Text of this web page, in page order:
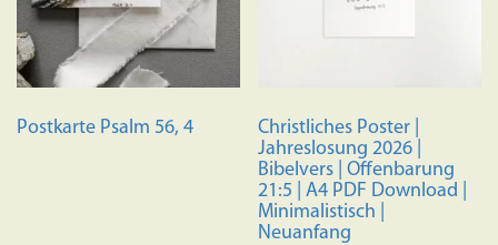
Postkarte Psalm 56, 4
Christliches Poster |
Jahreslosung 2026 |
Bibelvers | Offenbarung
21:5 | A4 PDF Download |
Minimalistisch |
Neuanfang